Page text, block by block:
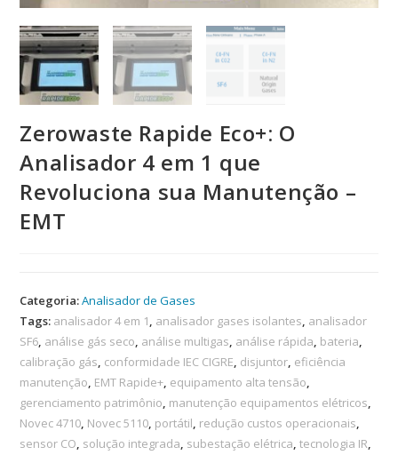
Zerowaste Rapide Eco+: O
Analisador 4 em 1 que
Revoluciona sua Manutenção –
EMT
Categoria:Analisador de Gases
Tags: analisador 4 em 1, analisador gases isolantes, analisador
SF6, análise gás seco, análise multigas, análise rápida, bateria,
calibração gás, conformidade IEC CIGRE, disjuntor, eficiência
manutenção, EMT Rapide+, equipamento alta tensão,
gerenciamento patrimônio, manutenção equipamentos elétricos,
Novec 4710, Novec 5110, portátil, redução custos operacionais,
sensor CO, solução integrada, subestação elétrica,tecnologia IR,